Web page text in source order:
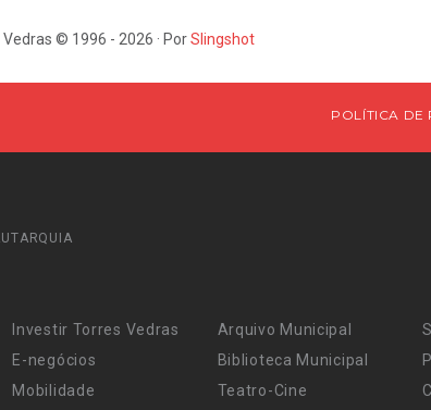
© 1996 - 2026 · PorSlingshot
POLÍTICA DE
Investir Torres Vedras
E-negócios
Mobilidade
Arquivo Municipal
Biblioteca Municipal
Teatro-Cine